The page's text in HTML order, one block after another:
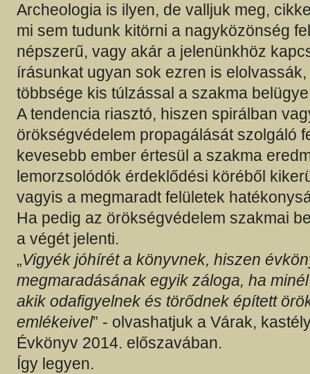
Archeologia is ilyen, de valljuk meg,
mi sem tudunk kitörni a nagyközönség
népszerű, vagy akár a jelenünkhöz
írásunkat ugyan sok ezren is
többsége kis túlzással a szakma
A tendencia riasztó, hiszen spirálban
örökségvédelem propagálását szolgáló
kevesebb ember értesül a szakma
lemorzsolódók érdeklődési köréből
vagyis a megmaradt felületek
Ha pedig az örökségvédelem szakmai
a végét jelenti.
„Vigyék jóhírét a könyvnek, hiszen
megmaradásának egyik záloga, ha
akik odafigyelnek és törődnek épített
emlékeivel” - olvashatjuk a Várak,
Évkönyv 2014. előszavában.
Így legyen.